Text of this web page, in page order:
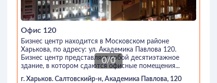
0/0
Офис 120
Бизнес центр находится в Московском районе
Харькова, по адресу: ул. Академика Павлова 120.
Бизнес центр представляет собой десятиэтажное
здание, в котором сдаются офисные помещения...
г. Харьков. Салтовскийр-н, Академика Павлова, 120